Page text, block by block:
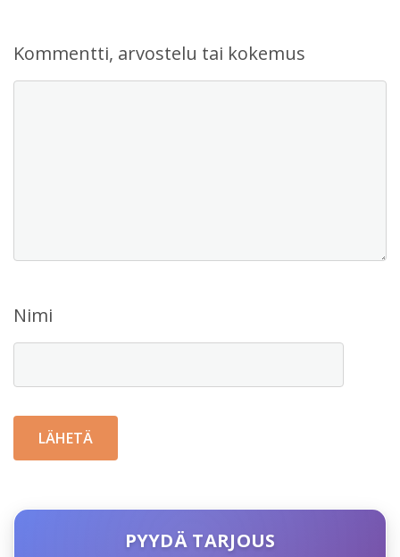
Kommentti, arvostelu tai kokemus
Nimi
PYYDÄ TARJOUS